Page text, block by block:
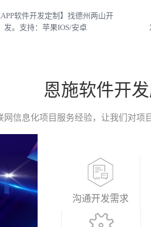
软件开发定制】找德州两山开
发。支持：苹果IOS/安卓
恩施软件开
网信息化项目服务经验，让我们对项
沟通开发需求